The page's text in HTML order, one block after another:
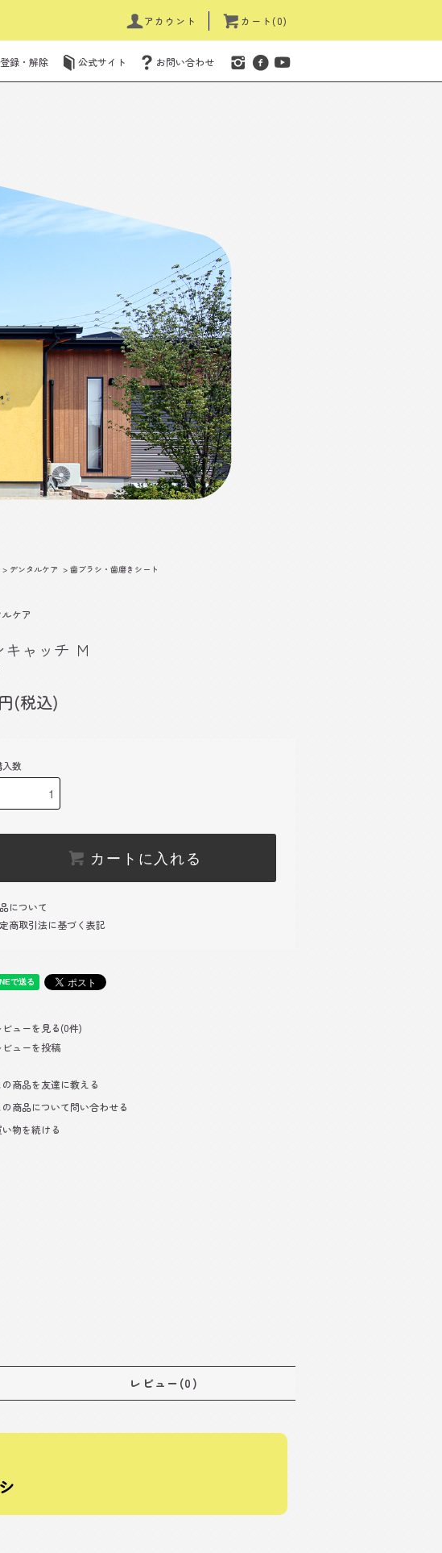
アカウント カート(0)
録・解除 公式サイト お問い合わせ
> デンタルケア > 歯ブラシ・歯磨きシート
ケア
キャッチ Ｍ
(税込)
入数
カートに入れる
について
商取引法に基づく表記
ビューを見る(0件)
ビューを投稿
の商品を友達に教える
の商品について問い合わせる
い物を続ける
レビュー(0)